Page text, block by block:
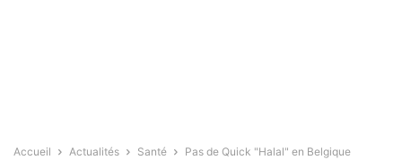
Accueil Actualités Santé Pas de Quick "Halal" en Belgique